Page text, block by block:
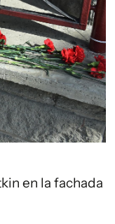
en la fachada